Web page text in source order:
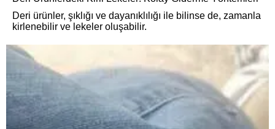
Deri ürünler, şıklığı ve dayanıklılığı ile bilinse de, zamanla
kirlenebilir ve lekeler oluşabilir.